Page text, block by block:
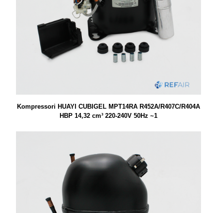
Kompressori HUAYI CUBIGEL MPT14RA R452A/R407C/R404A
HBP 14,32 cm³ 220-240V 50Hz ~1